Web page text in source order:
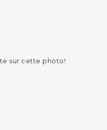
sur cette photo!